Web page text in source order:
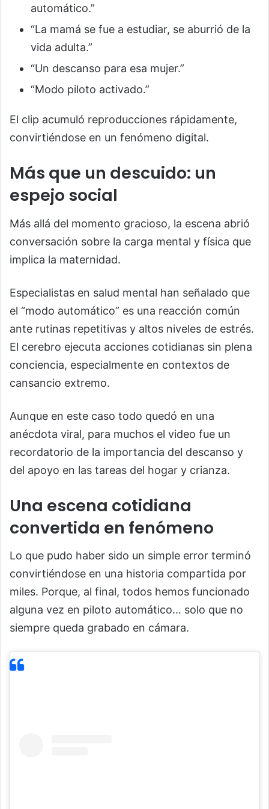
automático.”
“La mamá se fue a estudiar, se aburrió de la
vida adulta.”
“Un descanso para esa mujer.”
“Modo piloto activado.”
El clip acumuló reproducciones rápidamente,
convirtiéndose en un fenómeno digital.
Más que un descuido: un
espejo social
Más allá del momento gracioso, la escena abrió
conversación sobre la carga mental y física que
implica la maternidad.
Especialistas en salud mental han señalado que
el “modo automático” es una reacción común
ante rutinas repetitivas y altos niveles de estrés.
El cerebro ejecuta acciones cotidianas sin plena
conciencia, especialmente en contextos de
cansancio extremo.
Aunque en este caso todo quedó en una
anécdota viral, para muchos el video fue un
recordatorio de la importancia del descanso y
del apoyo en las tareas del hogar y crianza.
Una escena cotidiana
convertida en fenómeno
Lo que pudo haber sido un simple error terminó
convirtiéndose en una historia compartida por
miles. Porque, al final, todos hemos funcionado
alguna vez en piloto automático… solo que no
siempre queda grabado en cámara.